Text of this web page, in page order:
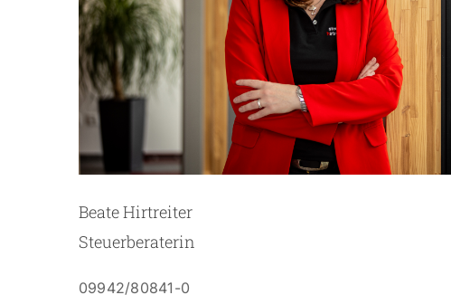
Beate Hirtreiter
Steuerberaterin
09942/80841-0